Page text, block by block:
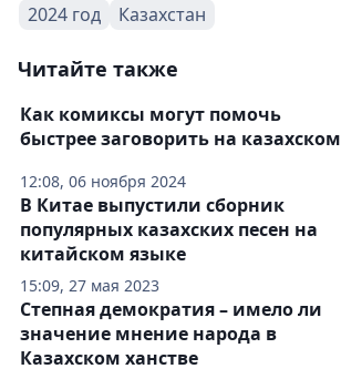
2024 год Казахстан
Читайте также
12:08, 06 ноября 2024
Как комиксы могут помочь
быстрее заговорить на казахском
15:09, 27 мая 2023
В Китае выпустили сборник
популярных казахских песен на
китайском языке
Степная демократия – имело ли
значение мнение народа в
Казахском ханстве